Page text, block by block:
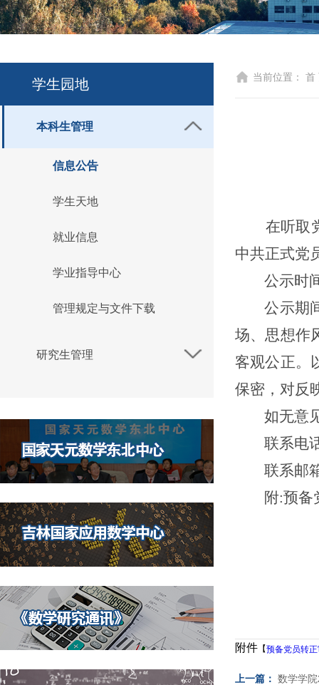
学生园地
本科生管理
信息公告
学生天地
就业信息
学业指导中心
管理规定与文件下载
研究生管理
当前位置： 首
在听取
中共正式党
公示时
公示期
场、思想作
客观公正。
保密，对反
如无意
联系电
联系邮
附:预备
附件 【预备党员转
上一篇： 数学学